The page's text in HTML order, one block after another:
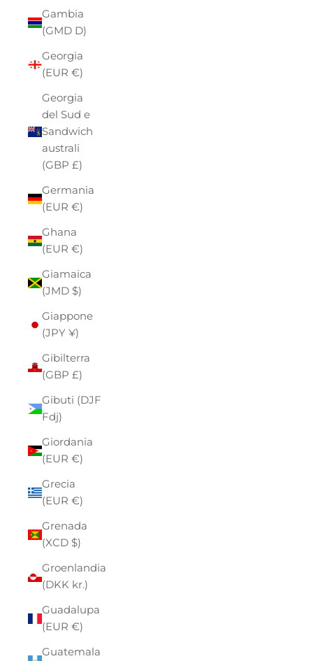
Gambia
(GMD D)
Georgia
(EUR €)
Georgia
del Sud e
Sandwich
australi
(GBP £)
Germania
(EUR €)
Ghana
(EUR €)
Giamaica
(JMD $)
Giappone
(JPY ¥)
Gibilterra
(GBP £)
Gibuti (DJF
Fdj)
Giordania
(EUR €)
Grecia
(EUR €)
Grenada
(XCD $)
Groenlandia
(DKK kr.)
Guadalupa
(EUR €)
Guatemala